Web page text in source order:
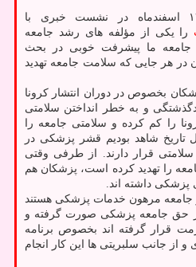
محمدرضا دیدبان امروز، ۱۲ اسفندماه در نشست خبری با
را یکی از مؤلفه های رشد جامعه
جامعه ما پیشرفت خوبی در بحث
هر جایی که سلامت جامعه تهدید
بخصوص در دوران انتشار کرونا
و به خطر انداختن سلامتی
را کم کرده و سلامتی جامعه را
تاریخ شاهد بودیم قشر پزشکی در
قرار دارند. از طرفی وقتی
را تهدید کرده است، پزشکان هم
داشته اند.
جامعه مرهون خدمات پزشکی هستند
حق جامعه پزشکی صورت گرفته و
قرار گرفته اند بخصوص برنامه
از جانب سلبریتی ها این کار انجام